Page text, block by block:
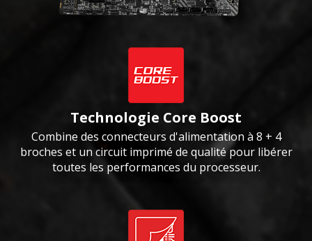
Technologie Core Boost
Combine des connecteurs d'alimentation à 8 + 4
broches et un circuit imprimé de qualité pour libérer
toutes les performances du processeur.